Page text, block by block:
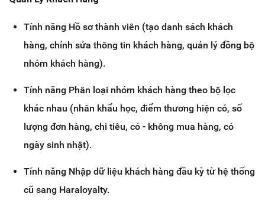
Tính năng Hồ sơ thành viên (tạo danh sách khách
hàng, chỉnh sửa thông tin khách hàng, quản lý đồng bộ
nhóm khách hàng).
Tính năng Phân loại nhóm khách hàng theo bộ lọc
khác nhau (nhân khẩu học, điểm thương hiện có, số
lượng đơn hàng, chi tiêu, có - không mua hàng, có
ngày sinh nhật).
Tính năng Nhập dữ liệu khách hàng đầu kỳ từ hệ thống
cũ sang Haraloyalty.